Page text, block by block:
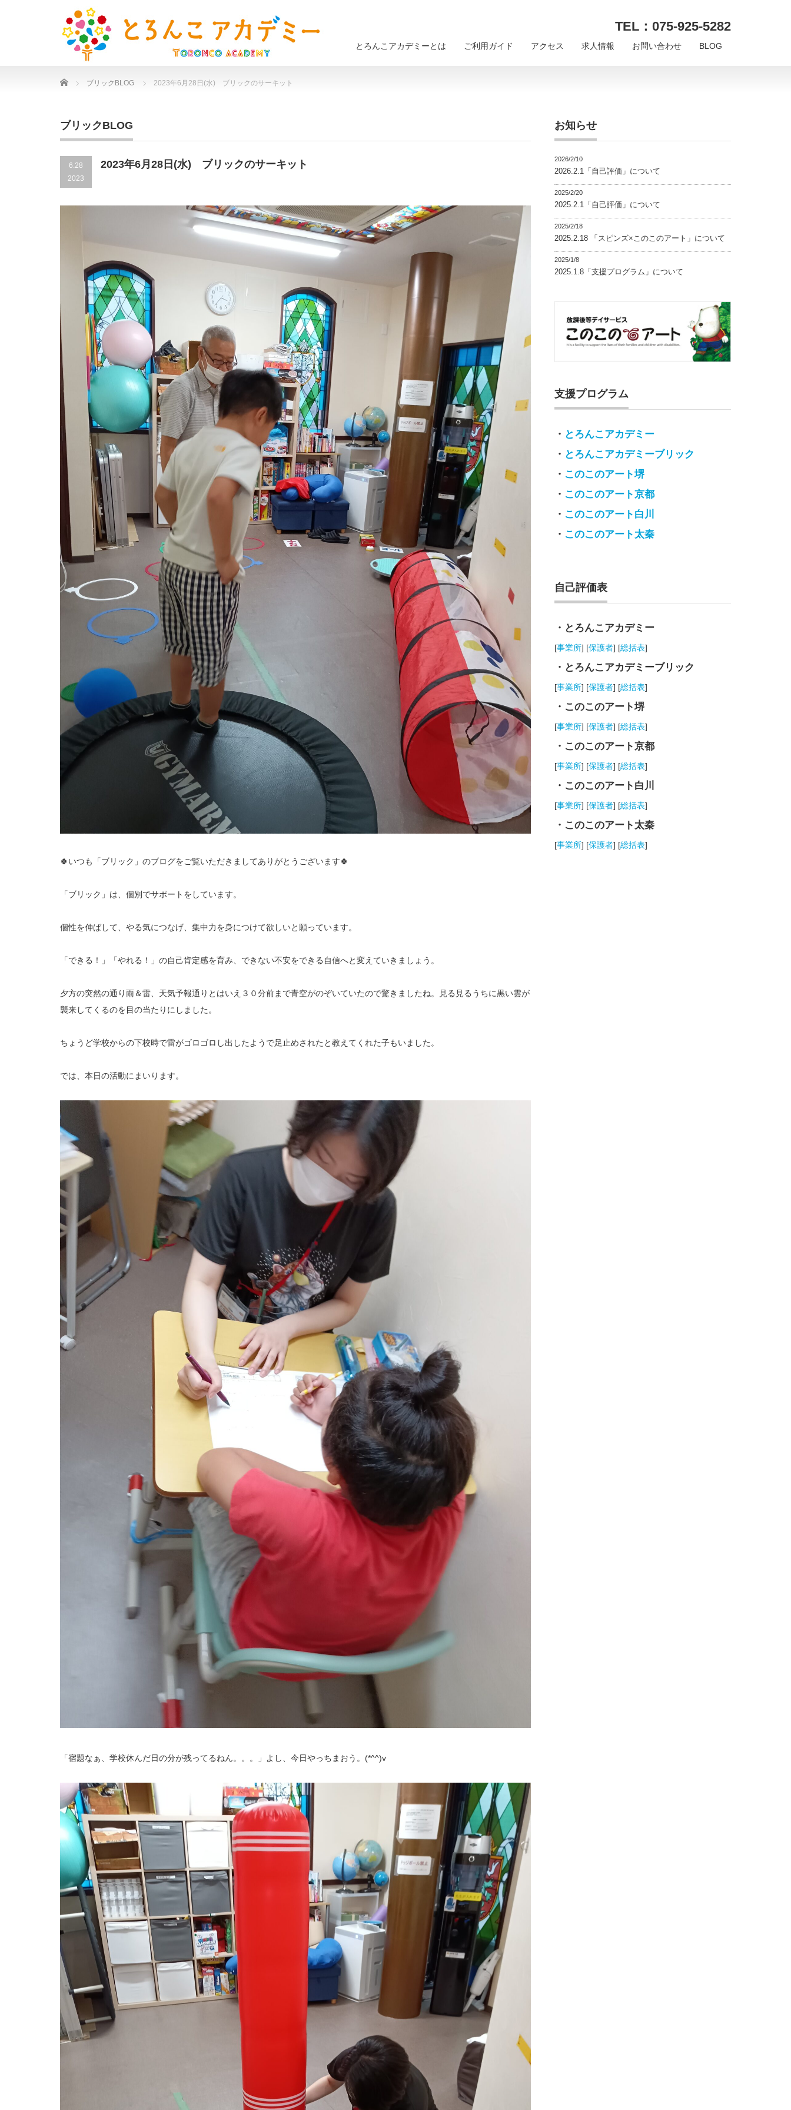
TEL：075-925-5282
とろんこアカデミーとは ご利用ガイド アクセス 求人情報 お問い合わせ BLOG
Home ブリックBLOG 2023年6月28日(水) ブリックのサーキット
ブリックBLOG
6.28
2023
2023年6月28日(水) ブリックのサーキット
🍀いつも「ブリック」のブログをご覧いただきましてありがとうございます🍀
「ブリック」は、個別でサポートをしています。
個性を伸ばして、やる気につなげ、集中力を身につけて欲しいと願っています。
「できる！」「やれる！」の自己肯定感を育み、できない不安をできる自信へと変えていきましょう。
夕方の突然の通り雨＆雷、天気予報通りとはいえ３０分前まで青空がのぞいていたので驚きましたね。見る見るうちに黒い雲が
襲来してくるのを目の当たりにしました。
ちょうど学校からの下校時で雷がゴロゴロし出したようで足止めされたと教えてくれた子もいました。
では、本日の活動にまいります。
「宿題なぁ、学校休んだ日の分が残ってるねん。。。」よし、今日やっちまおう。(*^^)v
お知らせ
2026/2/10
2026.2.1「自己評価」について
2025/2/20
2025.2.1「自己評価」について
2025/2/18
2025.2.18 「スピンズ×このこのアート」について
2025/1/8
2025.1.8「支援プログラム」について
支援プログラム
・ とろんこアカデミー
・ とろんこアカデミーブリック
・ このこのアート堺
・ このこのアート京都
・ このこのアート白川
・ このこのアート太秦
自己評価表
・とろんこアカデミー
[事業所] [保護者] [総括表]
・とろんこアカデミーブリック
[事業所] [保護者] [総括表]
・このこのアート堺
[事業所] [保護者] [総括表]
・このこのアート京都
[事業所] [保護者] [総括表]
・このこのアート白川
[事業所] [保護者] [総括表]
・このこのアート太秦
[事業所] [保護者] [総括表]